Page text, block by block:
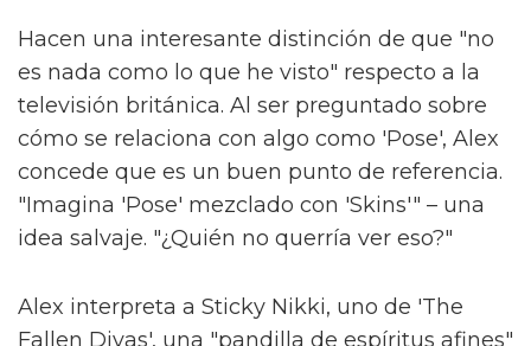
Hacen una interesante distinción de que "no
es nada como lo que he visto" respecto a la
televisión británica. Al ser preguntado sobre
cómo se relaciona con algo como 'Pose', Alex
concede que es un buen punto de referencia.
"Imagina 'Pose' mezclado con 'Skins'" – una
idea salvaje. "¿Quién no querría ver eso?"
Alex interpreta a Sticky Nikki, uno de 'The
Fallen Divas', una "pandilla de espíritus afines"